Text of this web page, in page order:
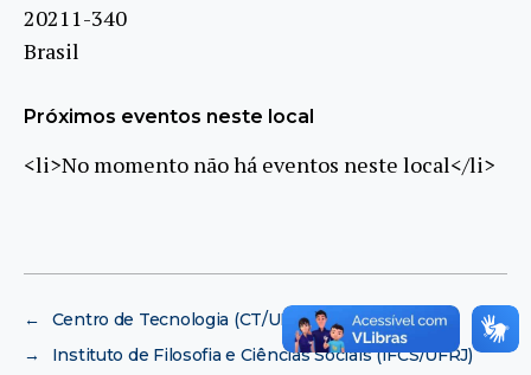
20211-340
Brasil
Próximos eventos neste local
<li>No momento não há eventos neste local</li>
←
Centro de Tecnologia (CT/UFRJ)
→
Instituto de Filosofia e Ciências Sociais (IFCS/UFRJ)